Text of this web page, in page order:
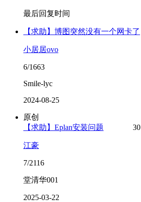
最后回复时间
【求助】博图突然没有一个网卡了
小居居ovo
6/1663
Smile-lyc
2024-08-25
原创
【求助】Eplan安装问题
30
江豪
7/2116
堂清华001
2025-03-22